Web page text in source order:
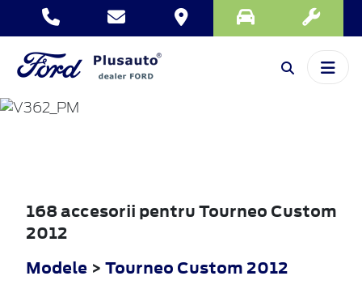
TOURNEO
CUSTOM
168 accesorii pentru Tourneo Custom
2012
Modele > Tourneo Custom 2012